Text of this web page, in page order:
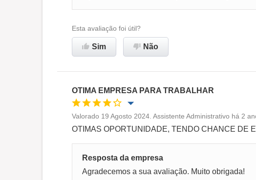
Esta avaliação foi útil?
Sim Não
OTIMA EMPRESA PARA TRABALHAR
Oportunidade de promoção
Valorado 19 Agosto 2024. Assistente Administrativo há 2
OTIMAS OPORTUNIDADE, TENDO CHANCE DE
Resposta da empresa
Agradecemos a sua avaliação. Muito obrigada!